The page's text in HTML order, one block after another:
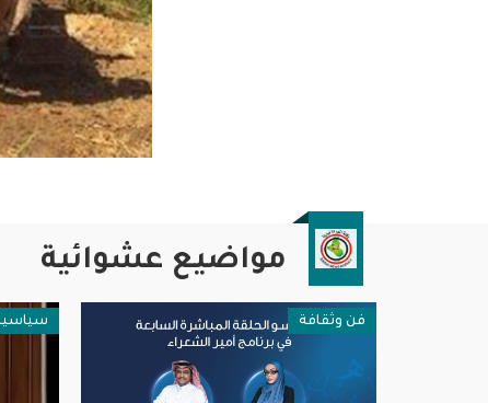
مواضيع عشوائية
فن وثقافة